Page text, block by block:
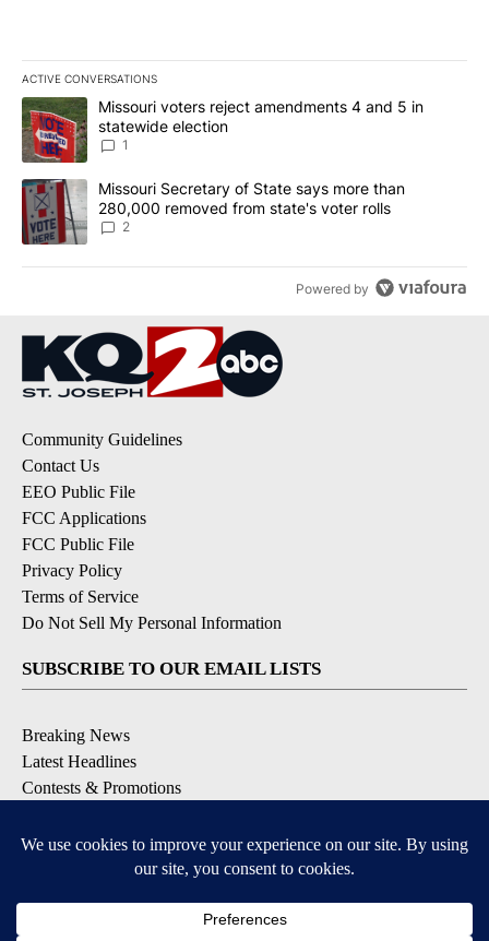
ACTIVE CONVERSATIONS
The following is a list of the most commented articles in the last
A trending article titled "Missouri voters reject amendments 4
Missouri voters reject amendments 4 and 5 in
statewide election
1
A trending article titled "Missouri Secretary of State says more
Missouri Secretary of State says more than
280,000 removed from state's voter rolls
2
Powered by
Community Guidelines
Contact Us
EEO Public File
FCC Applications
FCC Public File
Privacy Policy
Terms of Service
Do Not Sell My Personal Information
SUBSCRIBE TO OUR EMAIL LISTS
Breaking News
Latest Headlines
Contests & Promotions
DOWNLOAD OUR APPS
Available for iOS and Android